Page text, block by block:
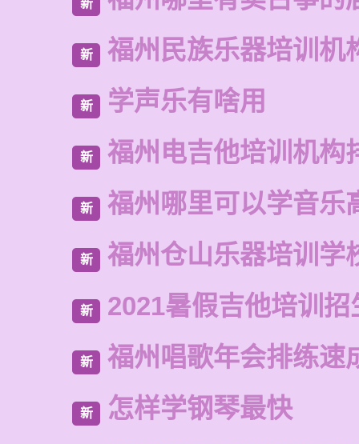
新
新 福州民族乐器培训机
新 学声乐有啥用
新 福州电吉他培训机构
新 福州哪里可以学音乐
新 福州仓山乐器培训学
新 2021暑假吉他培训招
新 福州唱歌年会排练速
新 怎样学钢琴最快